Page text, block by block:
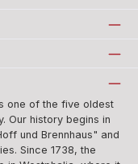
one of the five oldest
Our history begins in
und Brennhaus" and
Since 1738, the